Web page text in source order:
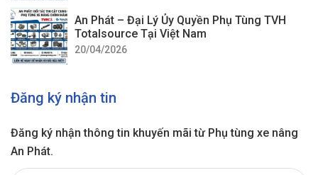
An Phát – Đại Lý Ủy Quyền Phụ Tùng TVH
Totalsource Tại Việt Nam
20/04/2026
Đăng ký nhận tin
Đăng ký nhận thông tin khuyến mãi từ Phụ tùng xe nâng
An Phát.